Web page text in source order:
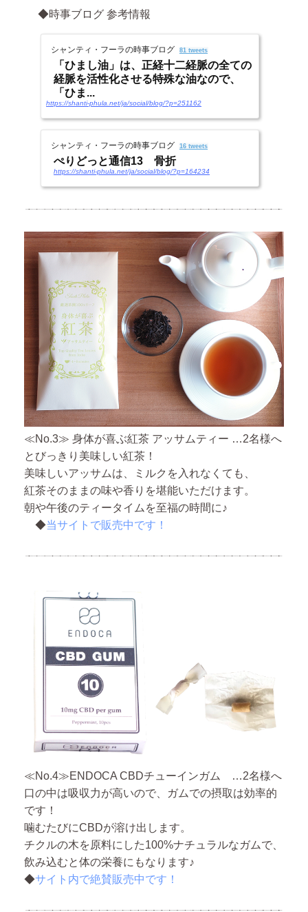
◆時事ブログ 参考情報
シャンティ・フーラの時事ブログ 81 tweets
「ひまし油」は、正経十二経脈の全ての
経脈を活性化させる特殊な油なので、
「ひま...
https://shanti-phula.net/ja/social/blog/?p=251162
シャンティ・フーラの時事ブログ 16 tweets
ぺりどっと通信13 骨折
https://shanti-phula.net/ja/social/blog/?p=164234
≪No.3≫ 身体が喜ぶ紅茶 アッサムティー …2名様へ
とびっきり美味しい紅茶！
美味しいアッサムは、ミルクを入れなくても、
紅茶そのままの味や香りを堪能いただけます。
朝や午後のティータイムを至福の時間に♪
◆当サイトで販売中です！
≪No.4≫ENDOCA CBDチューインガム …2名様へ
口の中は吸収力が高いので、ガムでの摂取は効率的
です！
噛むたびにCBDが溶け出します。
チクルの木を原料にした100%ナチュラルなガムで、
飲み込むと体の栄養にもなります♪
◆サイト内で絶賛販売中です！